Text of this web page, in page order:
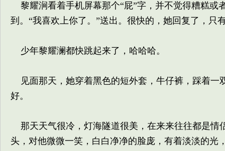
黎耀涧看着手机屏幕那个“屁”字，并不觉得糟糕或
到。“我喜欢上你了。”送出。很快的，她回复了，只
少年黎耀澜都快跳起来了，哈哈哈。
见面那天，她穿着黑色的短外套，牛仔裤，踩着一
好。
那天天气很冷，灯海隧道很美，在来来往往都是情
头，对他微微一笑，白白净净的脸庞，有着淡淡的光